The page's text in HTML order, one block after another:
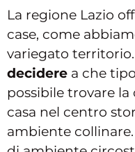
La regione Lazio
case, come
variegato
decidere a che
possibile trovare la
casa nel centro
ambiente